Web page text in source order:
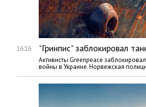
16:16 "Гринпис" заблокировал
Активисты Greenpeace
войны в Украине. Норвежская